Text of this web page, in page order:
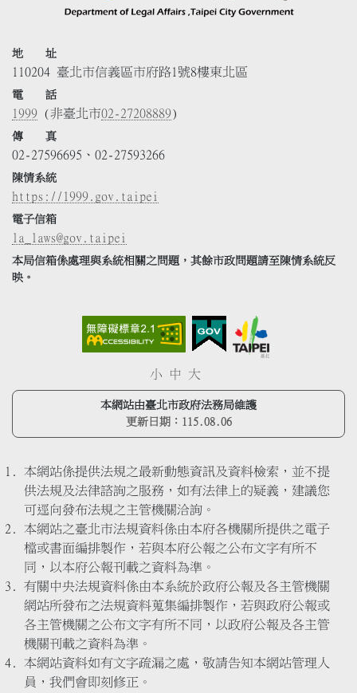
地 址
110204 臺北市信義區市府路1號8樓東北區
電 話
1999 (非臺北市02-27208889)
傳 真
02-27596695、02-27593266
陳情系統
https://1999.gov.taipei
電子信箱
la_laws@gov.taipei
本局信箱係處理與系統相關之問題，其餘市政問題請至陳情系統反
映。
小 中 大
本網站由臺北市政府法務局維護
更新日期： 115.08.06
本網站係提供法規之最新動態資訊及資料檢索，並不提
供法規及法律諮詢之服務，如有法律上的疑義，建議您
可逕向發布法規之主管機關洽詢。
本網站之臺北市法規資料係由本府各機關所提供之電子
檔或書面編排製作，若與本府公報之公布文字有所不
同，以本府公報刊載之資料為準。
有關中央法規資料係由本系統於政府公報及各主管機關
網站所發布之法規資料蒐集編排製作，若與政府公報或
各主管機關之公布文字有所不同，以政府公報及各主管
機關刊載之資料為準。
本網站資料如有文字疏漏之處，敬請告知本網站管理人
員，我們會即刻修正。